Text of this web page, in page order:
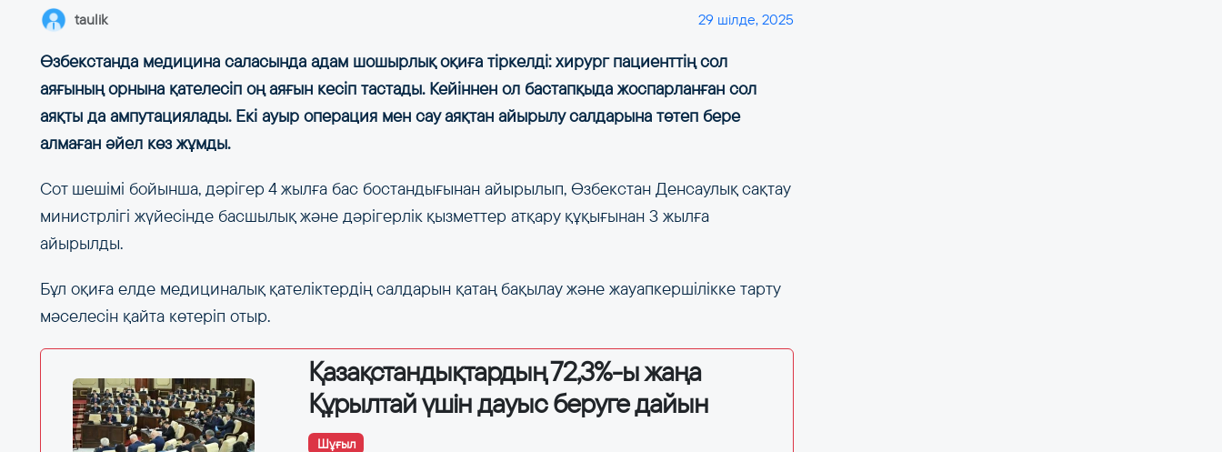
taulik 29 шілде, 2025
Өзбекстанда медицина саласында адам шошырлық оқиға тіркелді: хирург пациенттің сол
аяғының орнына қателесіп оң аяғын кесіп тастады. Кейіннен ол бастапқыда жоспарланған сол
аяқты да ампутациялады. Екі ауыр операция мен сау аяқтан айырылу салдарына төтеп бере
алмаған әйел көз жұмды.
Сот шешімі бойынша, дәрігер 4 жылға бас бостандығынан айырылып, Өзбекстан Денсаулық сақтау
министрлігі жүйесінде басшылық және дәрігерлік қызметтер атқару құқығынан 3 жылға
айырылды.
Бұл оқиға елде медициналық қателіктердің салдарын қатаң бақылау және жауапкершілікке тарту
мәселесін қайта көтеріп отыр.
Қазақстандықтардың 72,3%-ы жаңа
Құрылтай үшін дауыс беруге дайын
Шұғыл